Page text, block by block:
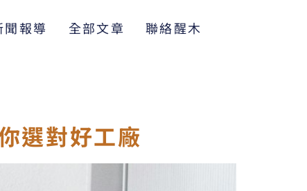
聞報導 全部文章 聯絡醒木
選對好工廠